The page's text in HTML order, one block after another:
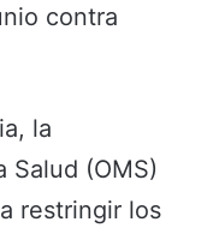
contra
la
Salud (OMS)
restringir los